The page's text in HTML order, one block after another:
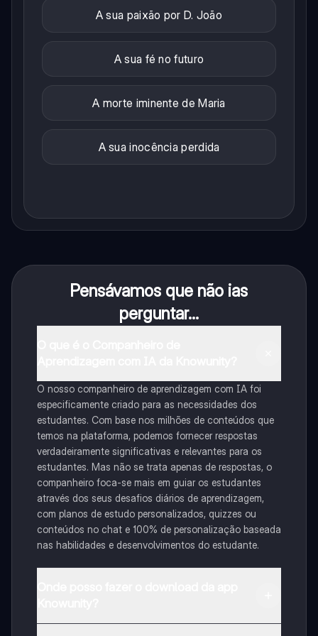
A sua paixão por D. João
A sua fé no futuro
A morte iminente de Maria
A sua inocência perdida
Pensávamos que não ias
perguntar...
O nosso companheiro de aprendizagem com IA foi
especificamente criado para as necessidades dos
estudantes. Com base nos milhões de conteúdos que
temos na plataforma, podemos fornecer respostas
verdadeiramente significativas e relevantes para os
estudantes. Mas não se trata apenas de respostas, o
companheiro foca-se mais em guiar os estudantes
através dos seus desafios diários de aprendizagem,
com planos de estudo personalizados, quizzes ou
conteúdos no chat e 100% de personalização baseada
nas habilidades e desenvolvimentos do estudante.